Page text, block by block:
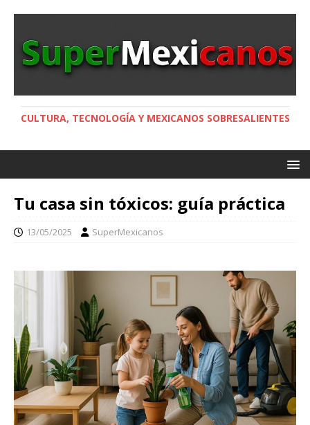
CULTURA, TECNOLOGÍA Y MEXICANOS SOBRESALIENTES
Tu casa sin tóxicos: guía práctica
13/05/2025 SuperMexicanos